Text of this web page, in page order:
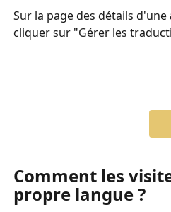
Sur la page des détails d'une
cliquer sur "Gérer les
Comment les
propre langue ?